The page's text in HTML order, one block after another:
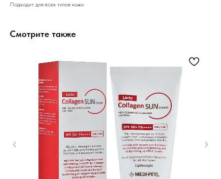
Подходит для всех типов кожи.
Смотрите также